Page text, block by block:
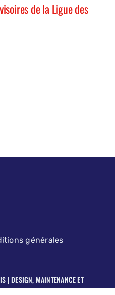
de la Ligue des
générales
| DESIGN, MAINTENANCE ET